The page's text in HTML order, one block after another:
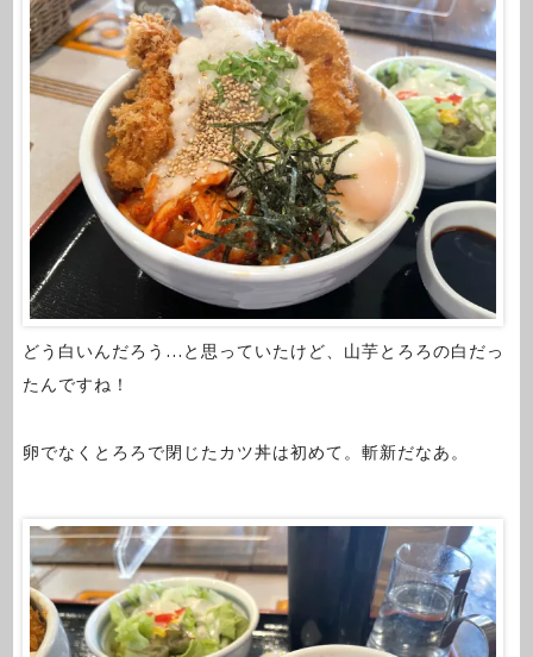
どう白いんだろう…と思っていたけど、山芋とろろの白だっ
たんですね！
卵でなくとろろで閉じたカツ丼は初めて。斬新だなあ。